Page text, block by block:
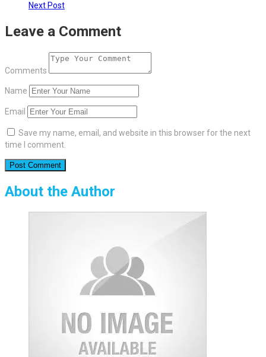
Next Post
Leave a Comment
Comments
Name
Email
Save my name, email, and website in this browser for the next
time I comment.
About the Author